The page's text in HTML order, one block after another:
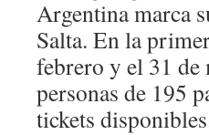
Argentina marca
Salta. En la
febrero y el 31 de
personas de 195
tickets